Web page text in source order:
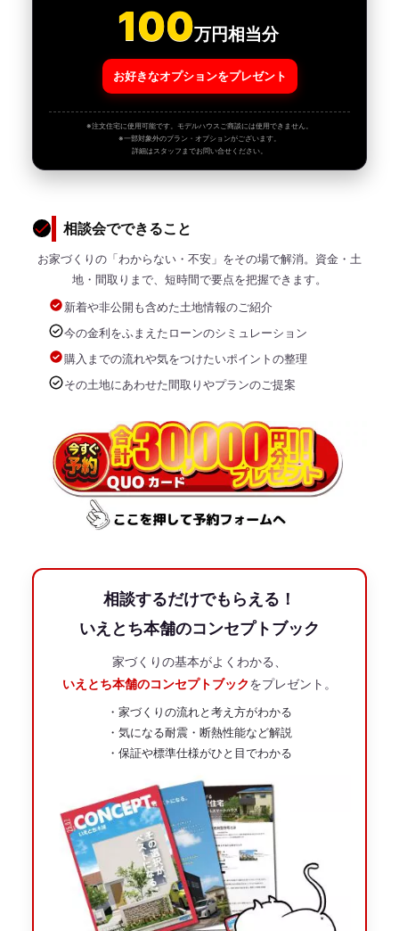
100万円相当分
お好きなオプションをプレゼント
※注文住宅に使用可能です。モデルハウスご商談には使用できません。
※一部対象外のプラン・オプションがございます。
詳細はスタッフまでお問い合せください。
相談会でできること
お家づくりの「わからない・不安」をその場で解消。資金・土
地・間取りまで、短時間で要点を把握できます。
新着や非公開も含めた土地情報のご紹介
今の金利をふまえたローンのシミュレーション
購入までの流れや気をつけたいポイントの整理
その土地にあわせた間取りやプランのご提案
相談するだけでもらえる！
いえとち本舗のコンセプトブック
家づくりの基本がよくわかる、
いえとち本舗のコンセプトブックをプレゼント。
・家づくりの流れと考え方がわかる
・気になる耐震・断熱性能など解説
・保証や標準仕様がひと目でわかる